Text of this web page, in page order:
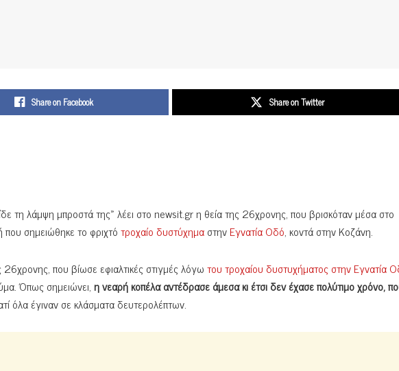
Share on Facebook Share on Twitter
τη λάμψη μπροστά της» λέει στο newsit.gr η θεία της 26χρονης, που βρισκόταν μέσα στο
που σημειώθηκε το φριχτότροχαίο δυστύχημαστηνΕγνατία Οδό, κοντά στην Κοζάνη.
που βίωσε εφιαλτικές στιγμές λόγωτου τροχαίου δυστυχήματος στην Εγνατία
Όπως σημειώνει, η νεαρή κοπέλα αντέδρασε άμεσα κι έτσι δεν έχασε πολύτιμο χρόνο,
όλα έγιναν σε κλάσματα δευτερολέπτων.